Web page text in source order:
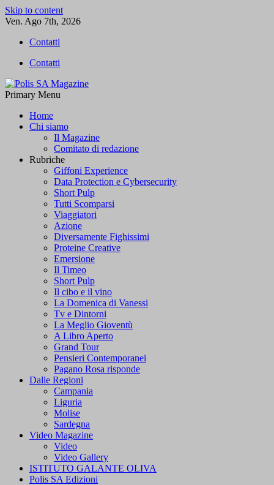
Skip to content
Ven. Ago 7th, 2026
Contatti
Contatti
Primary Menu
Home
Chi siamo
Il Magazine
Comitato di redazione
Rubriche
Giffoni Experience
Data Protection e Cybersecurity
Short Pulp
Tutti Scomparsi
Viaggiatori
Azione
Diversamente Fighissimi
Proteine Creative
Emersione
Il Timeo
Short Pulp
Il cibo e il vino
La Domenica di Vanessi
Tv e Dintorni
La Meglio Gioventù
A Libro Aperto
Grand Tour
Pensieri Contemporanei
Pagano Rosa risponde
Dalle Regioni
Campania
Liguria
Molise
Sardegna
Video Magazine
Video
Video Gallery
ISTITUTO GALANTE OLIVA
Polis SA Edizioni